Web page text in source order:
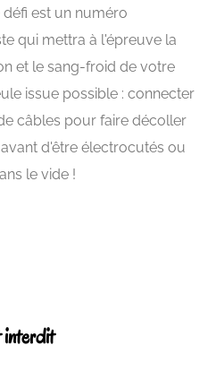
défi est un numéro
qui mettra à l'épreuve la
et le sang-froid de votre
issue possible : connecter
câbles pour faire décoller
d'être électrocutés ou
le vide !